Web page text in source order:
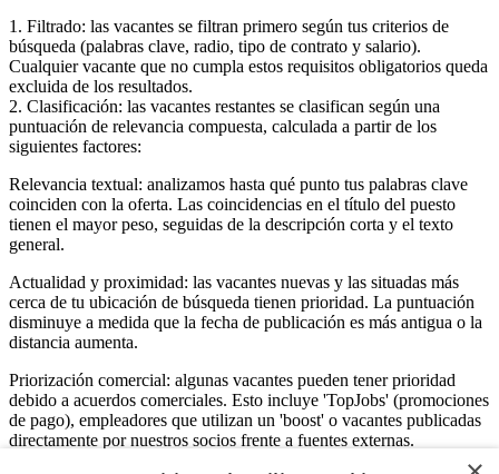
1. Filtrado: las vacantes se filtran primero según tus criterios de
búsqueda (palabras clave, radio, tipo de contrato y salario).
Cualquier vacante que no cumpla estos requisitos obligatorios queda
excluida de los resultados.
2. Clasificación: las vacantes restantes se clasifican según una
puntuación de relevancia compuesta, calculada a partir de los
siguientes factores:
Relevancia textual: analizamos hasta qué punto tus palabras clave
coinciden con la oferta. Las coincidencias en el título del puesto
tienen el mayor peso, seguidas de la descripción corta y el texto
general.
Actualidad y proximidad: las vacantes nuevas y las situadas más
cerca de tu ubicación de búsqueda tienen prioridad. La puntuación
disminuye a medida que la fecha de publicación es más antigua o la
distancia aumenta.
Priorización comercial: algunas vacantes pueden tener prioridad
debido a acuerdos comerciales. Esto incluye 'TopJobs' (promociones
de pago), empleadores que utilizan un 'boost' o vacantes publicadas
directamente por nuestros socios frente a fuentes externas.